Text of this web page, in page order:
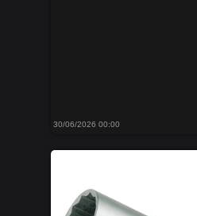
30/06/2026 00:00